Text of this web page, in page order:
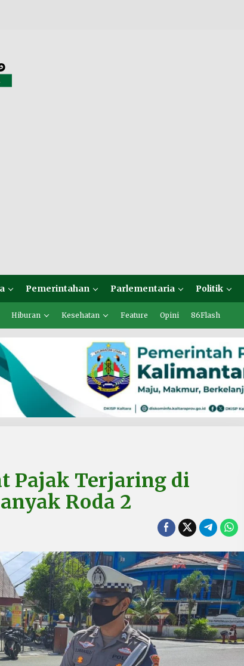
Pemerintahan Parlementaria Politik
Hiburan Kesehatan Feature Opini 86Flash
Pajak Terjaring di
Roda 2